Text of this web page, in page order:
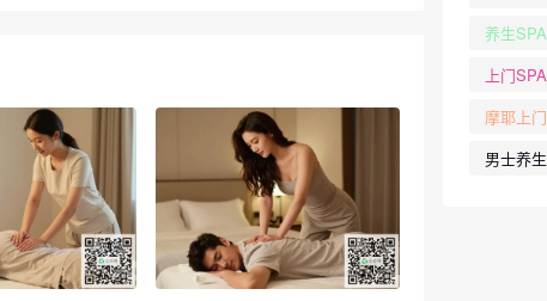
养生SPA
上门SPA
摩耶上门
男士养生